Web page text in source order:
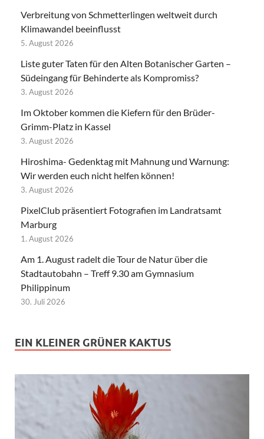
Verbreitung von Schmetterlingen weltweit durch
Klimawandel beeinflusst
5. August 2026
Liste guter Taten für den Alten Botanischer Garten –
Südeingang für Behinderte als Kompromiss?
3. August 2026
Im Oktober kommen die Kiefern für den Brüder-
Grimm-Platz in Kassel
3. August 2026
Hiroshima- Gedenktag mit Mahnung und Warnung:
Wir werden euch nicht helfen können!
3. August 2026
PixelClub präsentiert Fotografien im Landratsamt
Marburg
1. August 2026
Am 1. August radelt die Tour de Natur über die
Stadtautobahn – Treff 9.30 am Gymnasium
Philippinum
30. Juli 2026
EIN KLEINER GRÜNER KAKTUS